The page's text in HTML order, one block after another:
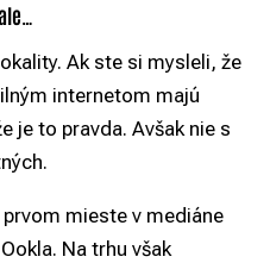
Ak ste si mysleli, že
internetom majú
je to pravda. Avšak nie s
mieste v mediáne
Na trhu však